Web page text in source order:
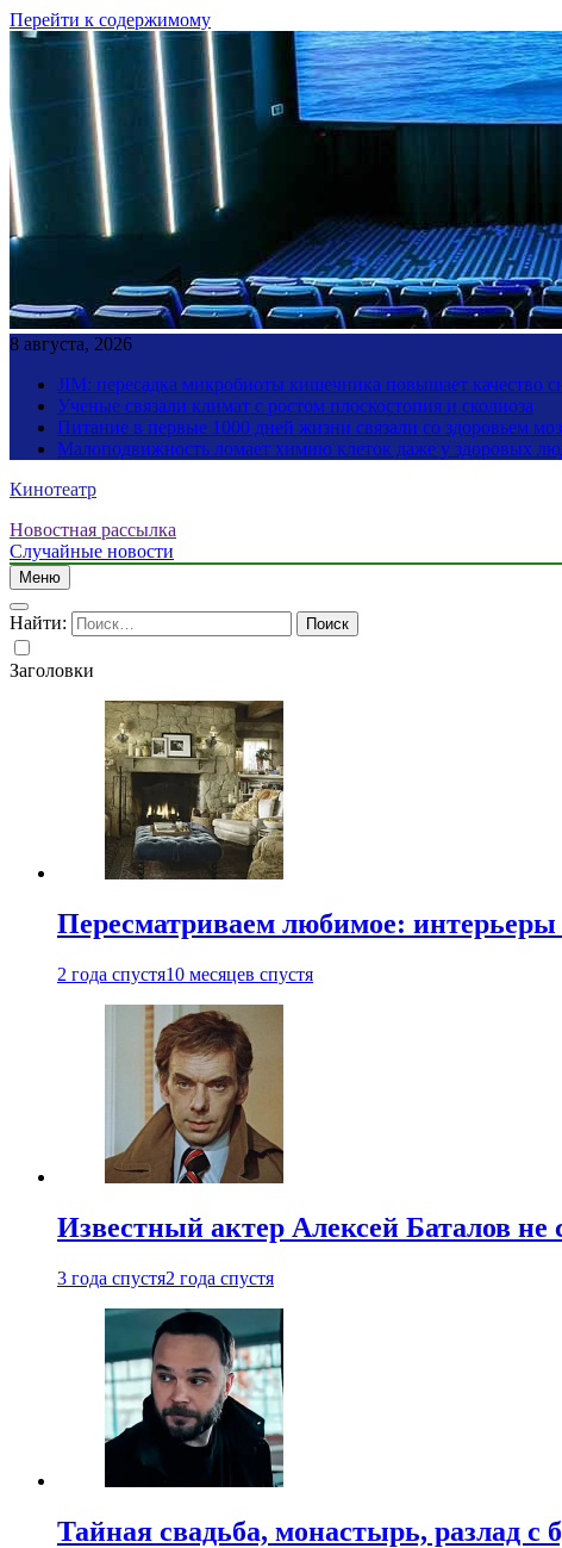
Перейти к содержимому
8 августа, 2026
JIM: пересадка микробиоты кишечника повышает качество
Ученые связали климат с ростом плоскостопия и сколиоза
Питание в первые 1000 дней жизни связали со здоровьем
Малоподвижность ломает химию клеток даже у здоровых
Кинотеатр
Новостная рассылка
Случайные новости
Меню
Найти:
Заголовки
Пересматриваем любимое:
2 года спустя10 месяцев спустя
Известный актер Алексей Баталов не
3 года спустя2 года спустя
Тайная свадьба, монастырь, разлад